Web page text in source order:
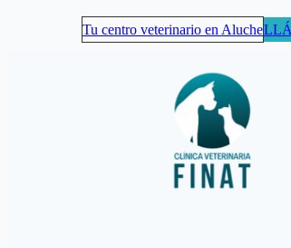
Tu centro veterinario en Aluche